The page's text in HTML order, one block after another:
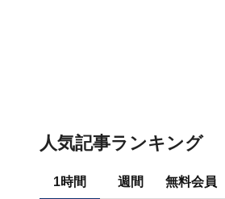
人気記事ランキング
1時間 週間 無料会員